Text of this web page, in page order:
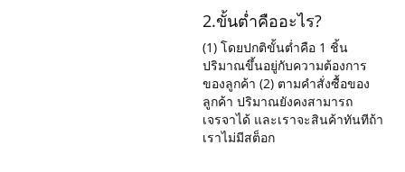
2.ขั้นต่ำคืออะไร?
(1) โดยปกติขั้นต่ำคือ 1 ชิ้น
ปริมาณขึ้นอยู่กับความต้องการ
ของลูกค้า (2) ตามคำสั่งซื้อของ
ลูกค้า ปริมาณยังคงสามารถ
เจรจาได้ และเราจะสินค้าทันทีถ้า
เราไม่มีสต็อก